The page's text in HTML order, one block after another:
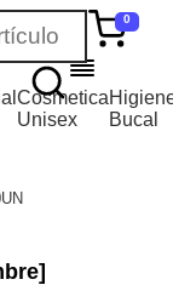
0
Cosmetica
Unisex
Bucal